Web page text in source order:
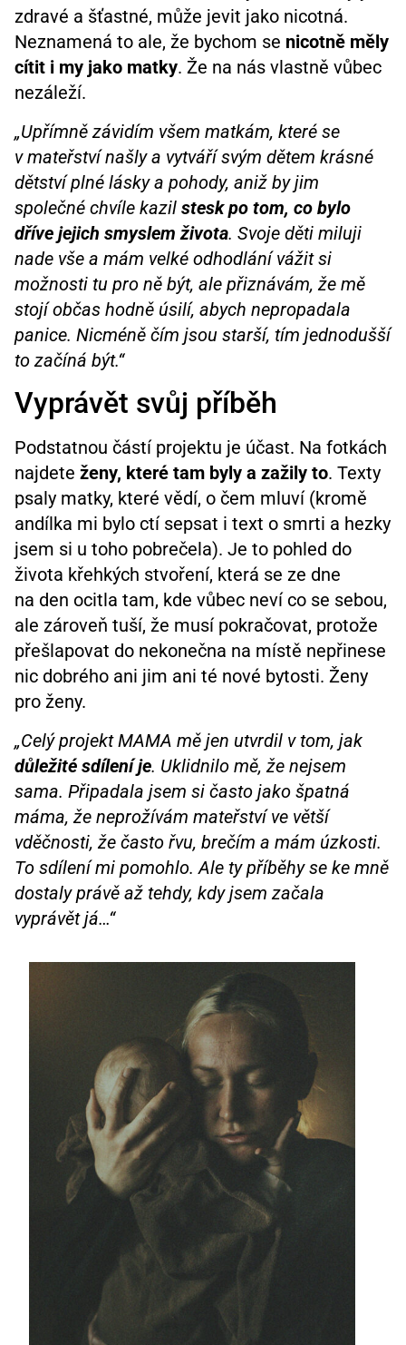
zdravé a šťastné, může jevit jako nicotná.
Neznamená to ale, že bychom se nicotně měly
cítit i my jako matky. Že na nás vlastně vůbec
nezáleží.
„Upřímně závidím všem matkám, které se
v mateřství našly a vytváří svým dětem krásné
dětství plné lásky a pohody, aniž by jim
společné chvíle kazil stesk po tom, co bylo
dříve jejich smyslem života. Svoje děti miluji
nade vše a mám velké odhodlání vážit si
možnosti tu pro ně být, ale přiznávám, že mě
stojí občas hodně úsilí, abych nepropadala
panice. Nicméně čím jsou starší, tím jednodušší
to začíná být.“
Vyprávět svůj příběh
Podstatnou částí projektu je účast. Na fotkách
najdete ženy, které tam byly a zažily to. Texty
psaly matky, které vědí, o čem mluví (kromě
andílka mi bylo ctí sepsat i text o smrti a hezky
jsem si u toho pobrečela). Je to pohled do
života křehkých stvoření, která se ze dne
na den ocitla tam, kde vůbec neví co se sebou,
ale zároveň tuší, že musí pokračovat, protože
přešlapovat do nekonečna na místě nepřinese
nic dobrého ani jim ani té nové bytosti. Ženy
pro ženy.
„Celý projekt MAMA mě jen utvrdil v tom, jak
důležité sdílení je. Uklidnilo mě, že nejsem
sama. Připadala jsem si často jako špatná
máma, že neprožívám mateřství ve větší
vděčnosti, že často řvu, brečím a mám úzkosti.
To sdílení mi pomohlo. Ale ty příběhy se ke mně
dostaly právě až tehdy, kdy jsem začala
vyprávět já…“